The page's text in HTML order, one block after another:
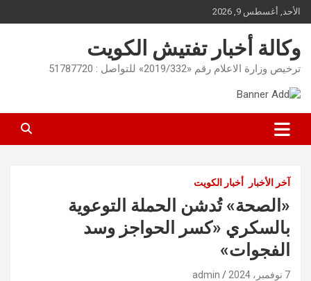
Skip
to
content
الأحد, أغسطس 9, 2026
وكالة أخبار تفتيش الكويت
ترخيص وزارة الاعلام رقم «2019/332» للتواصل : 51787720
آخر الأخبار أخبار الكويت
«الصحة» تُدشن الحملة التوعوية
بالسكري «كسر الحواجز وسد
الفجوات»
7 نوفمبر، 2024 admin